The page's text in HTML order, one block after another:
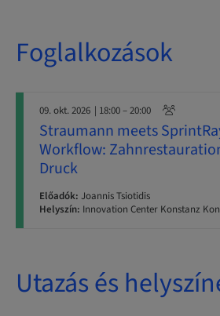
Foglalkozások
09. okt. 2026 | 18:00 – 20:00
Straumann meets
Workflow:
Druck
Előadók: Joannis Tsiotidis
Helyszín: Innovation Center Konstanz
Utazás és